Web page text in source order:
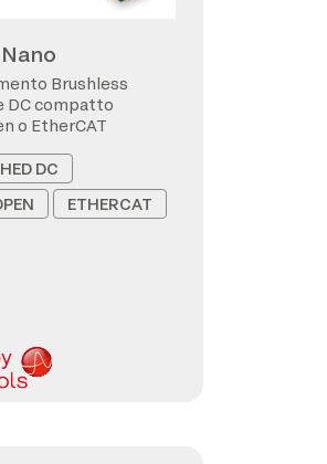
Brushless
DC compatto
o EtherCAT
DC
ETHERCAT